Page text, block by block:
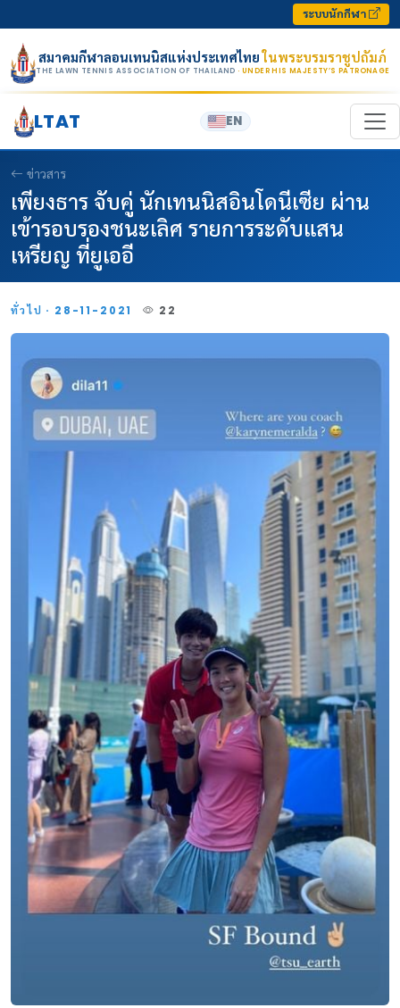
ระบบนักกีฬา
สมาคมกีฬาลอนเทนนิสแห่งประเทศไทยในพระบรมราชูปถัมภ์
THE LAWN TENNIS ASSOCIATION OF THAILAND · UNDER HIS MAJESTY’S PATRONAGE
LTAT EN
ข่าวสาร
เพียงธาร จับคู่ นักเทนนิสอินโดนีเซีย ผ่าน
เข้ารอบรองชนะเลิศ รายการระดับแสน
เหรียญ ที่ยูเออี
ทั่วไป · 28-11-2021 22